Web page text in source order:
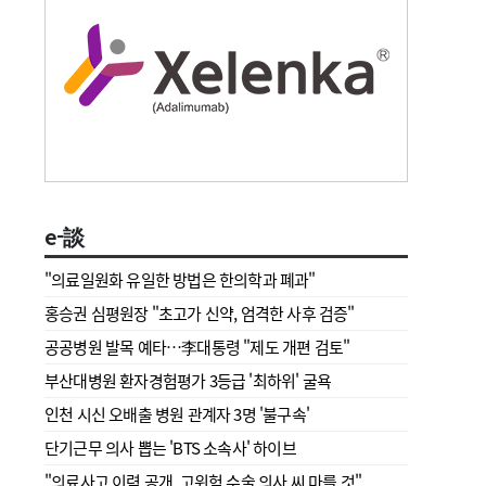
e-談
"의료일원화 유일한 방법은 한의학과 폐과"
홍승권 심평원장 " 초고가 신약, 엄격한 사후 검증"
공공병원 발목 예타…李대통령 "제도 개편 검토"
부산대병원 환자경험평가 3등급 '최하위' 굴욕
인천 시신 오배출 병원 관계자 3명 '불구속'
단기근무 의사 뽑는 'BTS 소속사' 하이브